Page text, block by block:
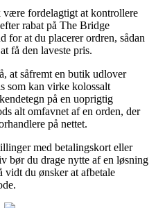
fordelagtigt at kontrollere
rabat på The Bridge
at du placerer ordren, sådan
få den laveste pris.
at såfremt en butik udlover
som kan virke kolossalt
på en uoprigtig
alt omfavnet af en orden, der
på nettet.
med betalingskort eller
bør du drage nytte af en løsning
du ønsker at afbetale